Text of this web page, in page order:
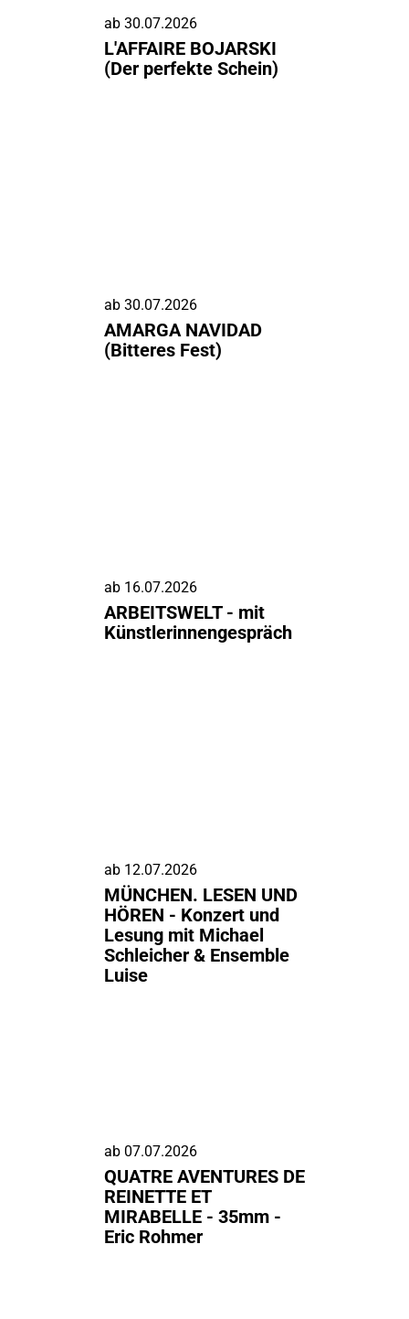
ab 30.07.2026
L'AFFAIRE BOJARSKI
(Der perfekte Schein)
ab 30.07.2026
AMARGA NAVIDAD
(Bitteres Fest)
ab 16.07.2026
ARBEITSWELT - mit
Künstlerinnengespräch
ab 12.07.2026
MÜNCHEN. LESEN UND
HÖREN - Konzert und
Lesung mit Michael
Schleicher & Ensemble
Luise
ab 07.07.2026
QUATRE AVENTURES DE
REINETTE ET
MIRABELLE - 35mm -
Eric Rohmer